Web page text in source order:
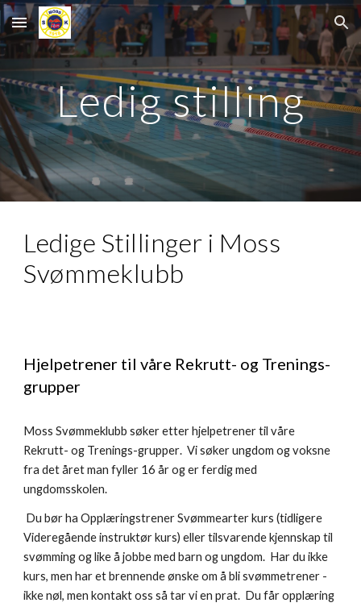
Skip to main content Skip to navigation
Ledig stilling
Ledige Stillinger i Moss
Svømmeklubb
Hjelpetrener til våre Rekrutt- og Trenings-
grupper
Moss Svømmeklubb søker etterhjelpetrener til våre
Rekrutt- og Trenings-grupper. Vi søker ungdom og voksne
fradet året man fyller 16 år og er ferdig med
ungdomsskolen.
Du bør ha Opplæringstrener Svømmearter kurs (tidligere
Videregående instruktør kurs) eller tilsvarendekjennskap til
svømming og like å jobbemed barn og ungdom. Har du ikke
kurs, men har et brennende ønske om å bli svømmetrener -
ikke nøl, men kontakt oss så tar vi en prat. Du får opplæring